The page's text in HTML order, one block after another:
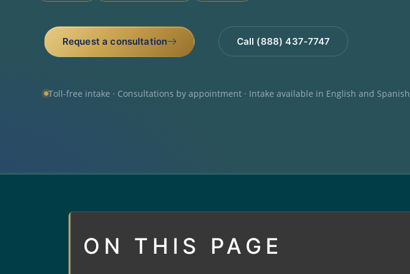
Request a consultation Call (888) 437-7747
Toll-free intake · Consultations by appointment · Intake available in English and Spanish
ON THIS PAGE